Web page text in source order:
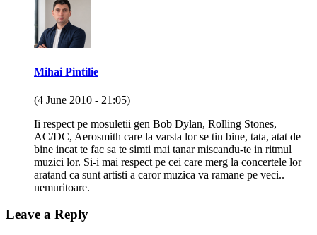
Mihai Pintilie
(4 June 2010 - 21:05)
Ii respect pe mosuletii gen Bob Dylan, Rolling Stones,
AC/DC, Aerosmith care la varsta lor se tin bine, tata, atat de
bine incat te fac sa te simti mai tanar miscandu-te in ritmul
muzici lor. Si-i mai respect pe cei care merg la concertele lor
aratand ca sunt artisti a caror muzica va ramane pe veci..
nemuritoare.
Leave a Reply